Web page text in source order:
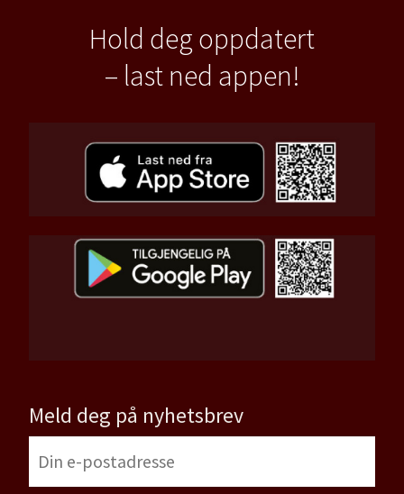
Hold deg oppdatert
– last ned appen!
Meld deg på nyhetsbrev